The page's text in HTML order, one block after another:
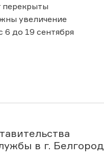
перекрыты
увеличение
6 до 19 сентября
в г. Белгород